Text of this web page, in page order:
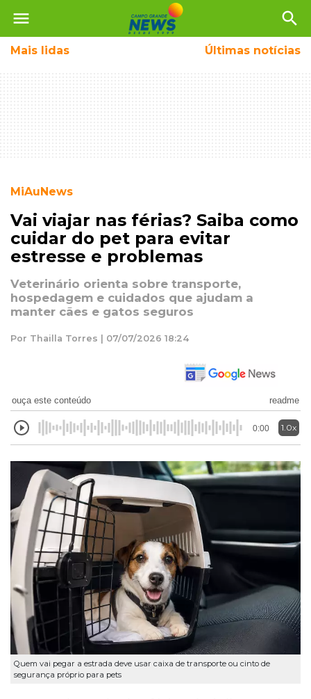
menu search
Mais lidas Últimas notícias
MiAuNews
Vai viajar nas férias? Saiba como
cuidar do pet para evitar
estresse e problemas
Veterinário orienta sobre transporte,
hospedagem e cuidados que ajudam a
manter cães e gatos seguros
Por Thailla Torres | 07/07/2026 18:24
ouça este conteúdo readme
0:00 1.0x
Quem vai pegar a estrada deve usar caixa de transporte ou cinto de
segurança próprio para pets